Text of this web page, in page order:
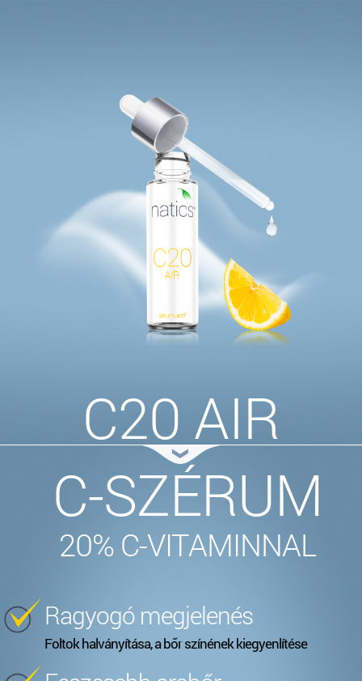
C20 AIR
C-SZÉRUM
20% C-VITAMINNAL
Ragyogó megjelenés
Foltok halványítása, a bőr színének kiegyenlítése